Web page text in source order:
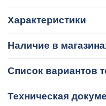
Характеристики
Наличие в
Список вариантов
Техническая